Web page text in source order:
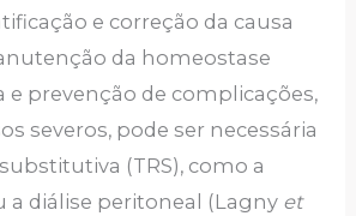
e correção da causa
da homeostase
e prevenção de complicações,
severos, pode ser necessária
(TRS), como a
a diálise peritoneal (Lagny et